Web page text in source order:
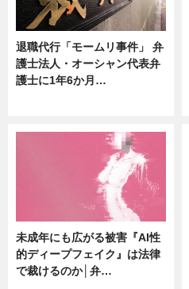
退職代行「モームリ事件」 弁
護士法人・オーシャン代表弁
護士に1年6か月…
未成年にも広がる被害『AI性
的ディープフェイク』は法律
で裁けるのか│弁…